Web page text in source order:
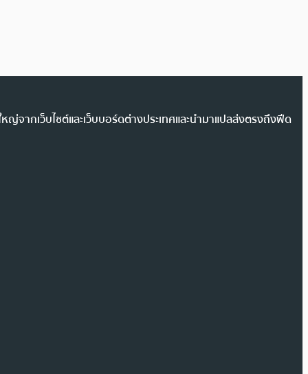
จากเว็บไซต์และเว็บบอร์ดต่างประเทศและนำมาแปลส่งตรงถึงฟีด